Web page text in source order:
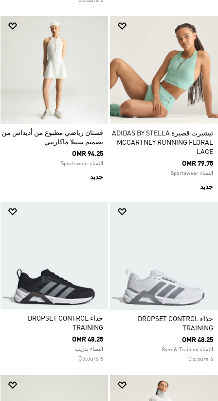
تيشيرت قصيرة ADIDAS BY STELLA
MCCARTNEY RUNNING FLORAL
LACE
OMR 79.75
النساء Sportswear
جديد
فستان رياضي مطبوع من أديداس من
تصميم ستيلا ماكارتني
OMR 94.25
النساء Sportswear
جديد
حذاء DROPSET CONTROL
TRAINING
OMR 48.25
النساء Gym & Training
6 Colours
حذاء DROPSET CONTROL
TRAINING
OMR 48.25
النساء تدريب
6 Colours